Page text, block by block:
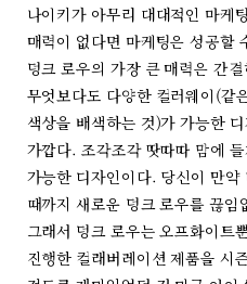
나이키가 아무리 대대적인 마케
매력이 없다면 마케팅은 성공할
덩크 로우의 가장 큰 매력은 간
무엇보다도 다양한 컬러웨이(같
색상을 배색하는 것)가 가능한
가깝다. 조각조각 땃따따 맘에
가능한 디자인이다. 당신이 만약
때까지 새로운 덩크 로우를 끊
그래서 덩크 로우는 오프화이트
진행한 컬래버레이션 제품을 시